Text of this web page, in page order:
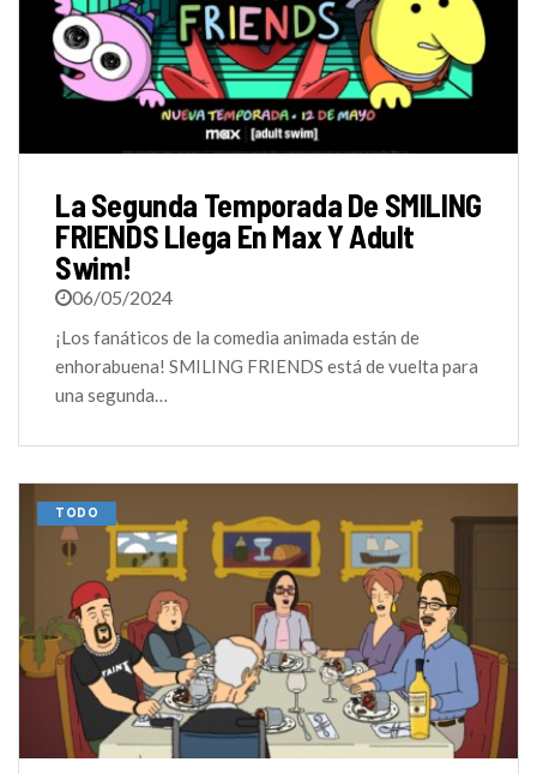
La Segunda Temporada De SMILING
FRIENDS Llega En Max Y Adult
Swim!
06/05/2024
¡Los fanáticos de la comedia animada están de
enhorabuena! SMILING FRIENDS está de vuelta para
una segunda…
TODO